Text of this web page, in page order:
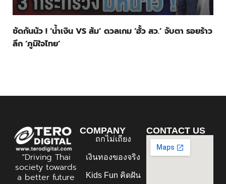
ซัดกันนัว ! ‘น้ำเงิน VS ส้ม’ ดวลเกม ‘ฮั้ว สว.’ จับตา รอยร้าว
ลึก ‘ภูมิใจไทย’
“Driving Thai
society towards
a better future
COMPANY
ถกไม่เถียง
เงินทองของจริง
Kids Fun คิดฝัน
CONTACT US